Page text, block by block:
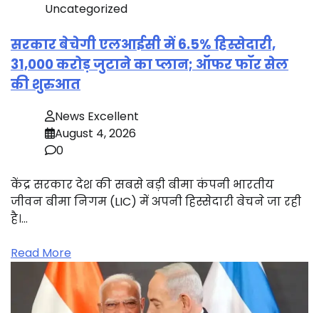
Uncategorized
सरकार बेचेगी एलआईसी में 6.5% हिस्सेदारी,
31,000 करोड़ जुटाने का प्लान; ऑफर फॉर सेल
की शुरुआत
News Excellent
August 4, 2026
0
केंद्र सरकार देश की सबसे बड़ी बीमा कंपनी भारतीय
जीवन बीमा निगम (LIC) में अपनी हिस्सेदारी बेचने जा रही
है।…
Read More